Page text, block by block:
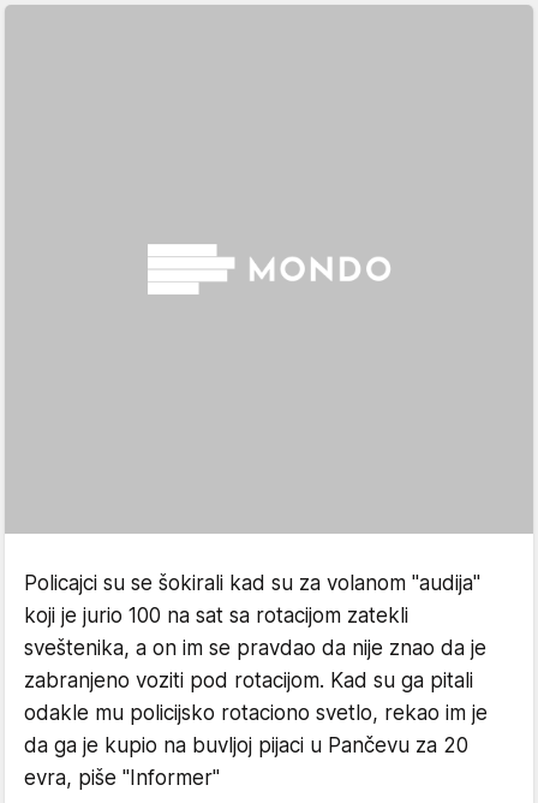
Policajci su se šokirali kad su za volanom "audija"
koji je jurio 100 na sat sa rotacijom zatekli
sveštenika, a on im se pravdao da nije znao da je
zabranjeno voziti pod rotacijom. Kad su ga pitali
odakle mu policijsko rotaciono svetlo, rekao im je
da ga je kupio na buvljoj pijaci u Pančevu za 20
evra, piše "Informer"